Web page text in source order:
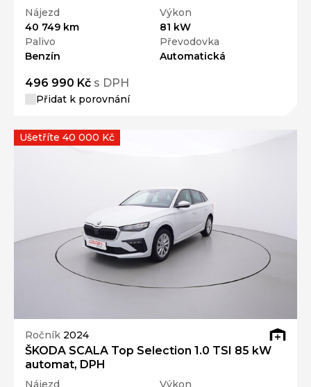
Nájezd
40 749 km
Výkon
81 kW
Palivo
Benzín
Převodovka
Automatická
496 990 Kč s DPH
Přidat k porovnání
Ročník 2024
ŠKODA SCALA Top Selection 1.0 TSI 85 kW
automat, DPH
Nájezd
Výkon
Ušetříte 40 000 Kč